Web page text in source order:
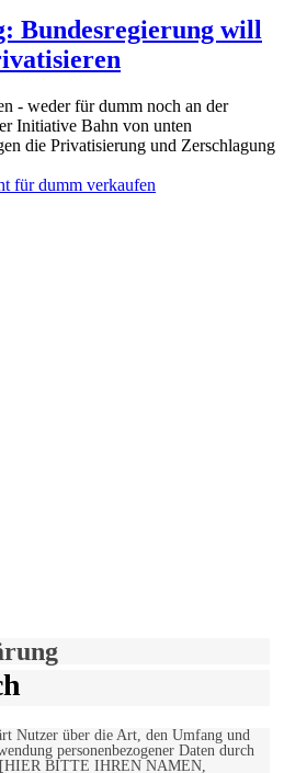
Bundesregierung will
- weder für dumm noch an der
Initiative Bahn von unten
die Privatisierung und Zerschlagung
für dumm verkaufen
Nutzer über die Art, den Umfang und
personenbezogener Daten durch
[HIER BITTE IHREN NAMEN,